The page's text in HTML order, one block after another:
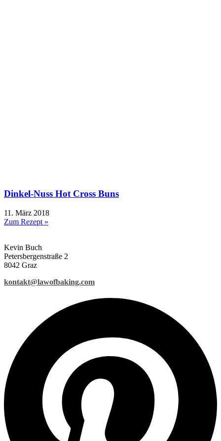
Dinkel-Nuss Hot Cross Buns
11. März 2018
Zum Rezept »
Kevin Buch
Petersbergenstraße 2
8042 Graz
kontakt@lawofbaking.com